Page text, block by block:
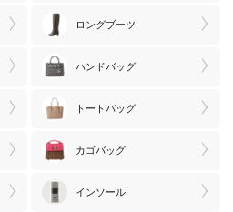
ロングブーツ
ハンドバッグ
トートバッグ
カゴバッグ
インソール